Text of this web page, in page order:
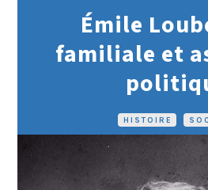
HISTOIRE
Émile
familiale et